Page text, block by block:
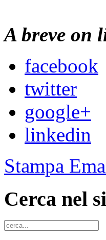
A breve on
facebook
twitter
google+
linkedin
Stampa
Cerca nel